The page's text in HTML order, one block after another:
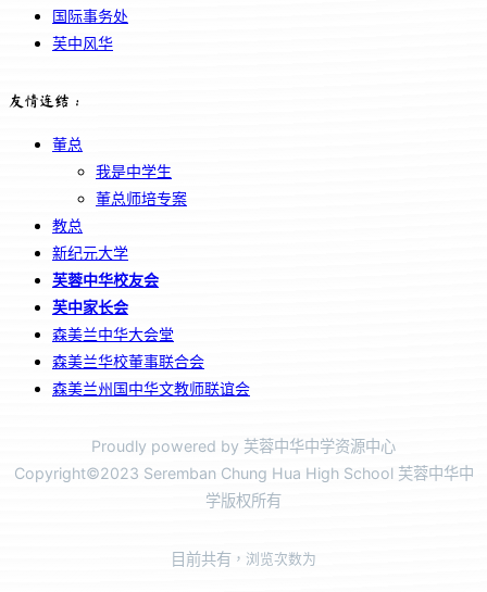
国际事务处
芙中风华
友情连结：
董总
我是中学生
董总师培专案
教总
新纪元大学
芙蓉中华校友会
芙中家长会
森美兰中华大会堂
森美兰华校董事联合会
森美兰州国中华文教师联谊会
Proudly powered by 芙蓉中华中学资源中心
Copyright©2023 Seremban Chung Hua High School 芙蓉中华中
学版权所有
目前共有 ，浏览次数为